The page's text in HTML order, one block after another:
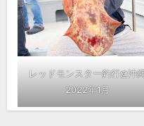
レッドモンスター釣行@沖
2022年1月